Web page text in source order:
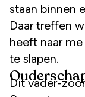
staan binnen
Daar treffen
heeft naar
te slapen.
Dit vader-